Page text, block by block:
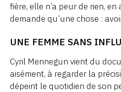
fière, elle n’a peur de rien,
demande qu’une chose :
UNE FEMME SANS
Cyril Mennegun vient du
aisément, à regarder la
dépeint le quotidien de son